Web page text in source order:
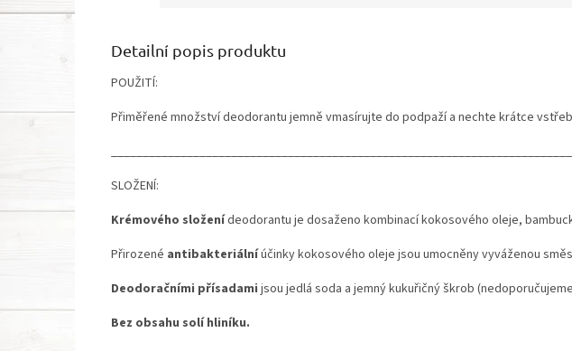
Detailní popis produktu
POUŽITÍ:
Přiměřené množství deodorantu jemně vmasírujte do podpaží a nechte krátce
SLOŽENÍ:
Krémového složenídeodorantu je dosaženo kombinací kokosového oleje,
Přirozené antibakteriálníúčinky kokosového oleje jsou umocněny vyváženou
Deodoračními přísadami jsou jedlá soda a jemný kukuřičný škrob
Bez obsahu solí hliníku.